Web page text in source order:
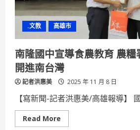
.文教 高雄市
南隆國中宣導食農教育 農
開進南台灣
記者洪惠美 2025 年 11 月 8 日
【寫新聞-記者洪惠美/高雄報導】
Read More
more